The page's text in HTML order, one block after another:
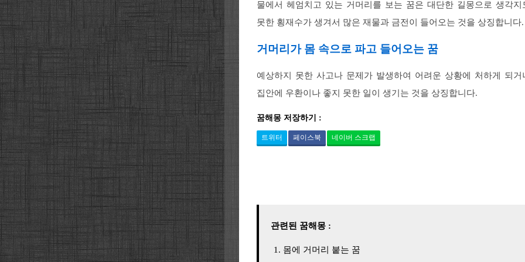
물에서 헤엄치고 있는 거머리를 보는 꿈은 대단한 길몽으로 생각지
못한 횡재수가 생겨서 많은 재물과 금전이 들어오는 것을 상징합니다.
거머리가 몸 속으로 파고 들어오는 꿈
예상하지 못한 사고나 문제가 발생하여 어려운 상황에 처하게 되거
집안에 우환이나 좋지 못한 일이 생기는 것을 상징합니다.
꿈해몽 저장하기 :
트위터 페이스북 네이버 스크랩
관련된 꿈해몽 :
몸에 거머리 붙는 꿈